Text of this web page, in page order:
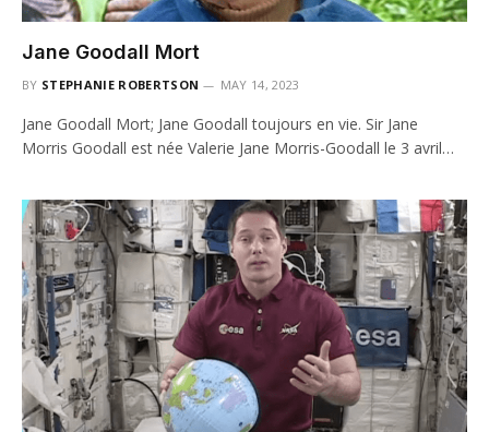
Jane Goodall Mort
BY STEPHANIE ROBERTSON MAY 14, 2023
Jane Goodall Mort; Jane Goodall toujours en vie. Sir Jane
Morris Goodall est née Valerie Jane Morris-Goodall le 3 avril…